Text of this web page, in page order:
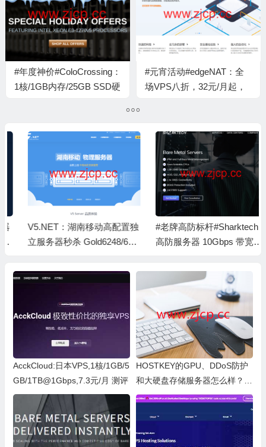
享
#年度神价#ColoCrossing：
1核/1GB内存/25GB SSD硬
达拉斯/加拿大机房
#元宵活动#edgeNAT：全
场VPS八折，32元/月起，
SK原生IP等
V5.NET：湖南移动高配置独
立服务器秒杀 Gold6248/64G
348 元 / 月
#老牌高防标杆#Sharktech：
高防服务器 10Gbps 带宽仅
维加斯 / 芝加哥 / 丹佛 / 荷兰
机房可选
AcckCloud:日本VPS,1核/1GB/5
GB/1TB@1Gbps,7.3元/月 测评
HOSTKEY的GPU、DDoS防护
和大硬盘存储服务器怎么样？高
性价比值得入手吗？